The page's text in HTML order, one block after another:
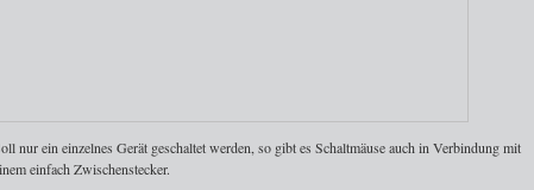
nur ein einzelnes Gerät geschaltet werden, so gibt es Schaltmäuse auch in Verbindung mit
einfach Zwischenstecker.